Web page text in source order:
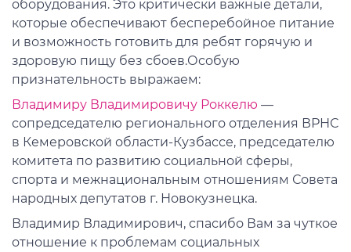
оборудования. Это критически важные детали,
которые обеспечивают бесперебойное питание
и возможность готовить для ребят горячую и
здоровую пищу без сбоев.Особую
признательность выражаем:
Владимиру Владимировичу Роккелю —
сопредседателю регионального отделения ВРНС
в Кемеровской области-Кузбассе, председателю
комитета по развитию социальной сферы,
спорта и межнациональным отношениям Совета
народных депутатов г. Новокузнецка.
Владимир Владимирович, спасибо Вам за чуткое
отношение к проблемам социальных